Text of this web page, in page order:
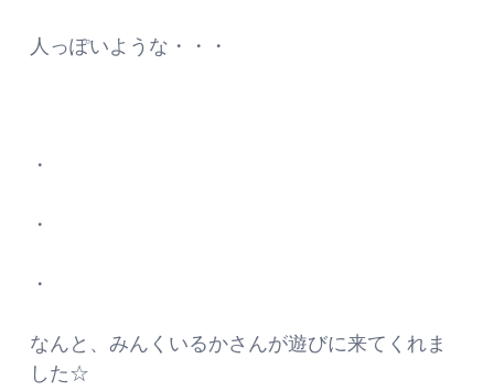
人っぽいような・・・
・
・
・
なんと、みんくいるかさんが遊びに来てくれま
した☆